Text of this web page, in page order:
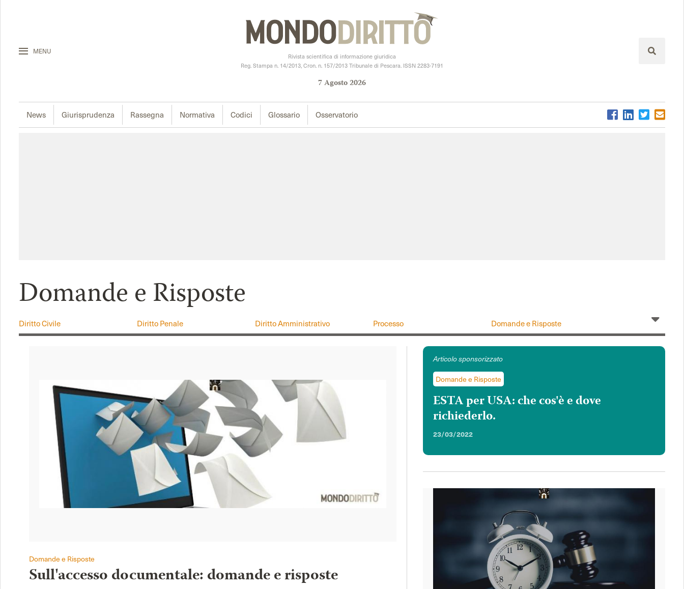
MENU
Rivista scientifica di informazione giuridica
Reg. Stampa n. 14/2013, Cron. n. 157/2013 Tribunale di Pescara. ISSN 2283-7191
7Agosto2026
News Giurisprudenza Rassegna Normativa Codici Glossario Osservatorio
Domande e Risposte
Diritto Civile Diritto Penale Diritto Amministrativo Processo Domande e Risposte
Domande e Risposte
Sull'accesso documentale: domande e risposte
Domande e Risposte
ESTA per USA: che cos'è e dove
richiederlo.
23/03/2022